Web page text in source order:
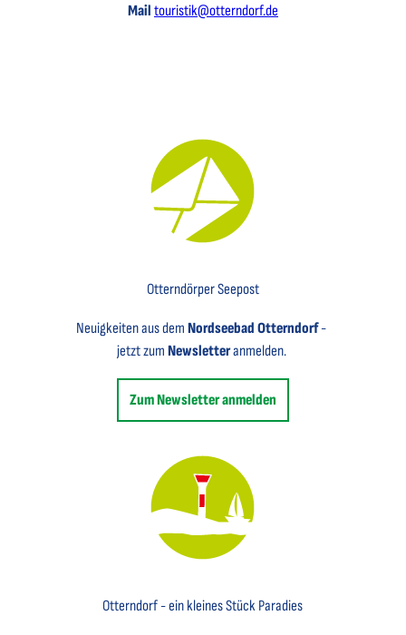
Mail touristik@otterndorf.de
Otterndörper Seepost
Neuigkeiten aus demNordseebad Otterndorf-
jetzt zum Newsletteranmelden.
Zum Newsletter anmelden
Otterndorf - ein kleines Stück Paradies